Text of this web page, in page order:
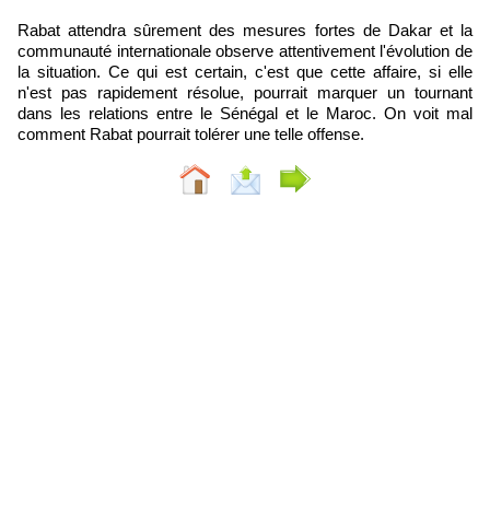
Rabat attendra sûrement des mesures fortes de Dakar et la
communauté internationale observe attentivement l'évolution de
la situation. Ce qui est certain, c'est que cette affaire, si elle
n'est pas rapidement résolue, pourrait marquer un tournant
dans les relations entre le Sénégal et le Maroc. On voit mal
comment Rabat pourrait tolérer une telle offense.